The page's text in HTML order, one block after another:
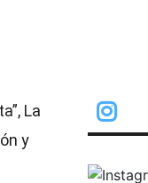
La
y